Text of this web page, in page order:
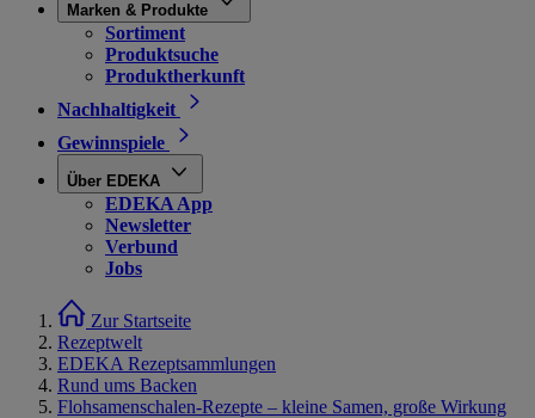
Marken & Produkte
Sortiment
Produktsuche
Produktherkunft
Nachhaltigkeit
Gewinnspiele
Über EDEKA
EDEKA App
Newsletter
Verbund
Jobs
Zur Startseite
Rezeptwelt
EDEKA Rezeptsammlungen
Rund ums Backen
Flohsamenschalen-Rezepte – kleine Samen, große Wirkung